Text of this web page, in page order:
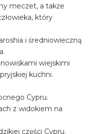
meczet, a także
który
i średniowieczną
wiejskimi
kuchni.
Cypru.
z widokiem na
części Cypru.